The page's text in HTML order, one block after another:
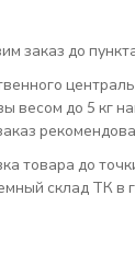
заказ до
весом до 5 кг
товара до
склад ТК